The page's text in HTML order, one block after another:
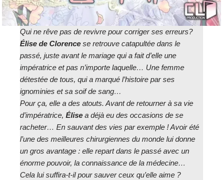
Qui ne rêve pas de revivre pour corriger ses erreurs?
Élise de Clorencese retrouve catapultée dans le
passé, juste avant le mariage qui a fait d’elle une
impératrice et pas n’importe laquelle… Une femme
détestée de tous, qui a marqué l’histoire par ses
ignominies et sa soif de sang…
Pour ça, elle a des atouts. Avant de retourner à sa vie
d’impératrice, Élisea déjà eu des occasions de se
racheter… En sauvant des vies par exemple ! Avoir été
l’une des meilleures chirurgiennes du monde lui donne
un gros avantage : elle repart dans le passé avec un
énorme pouvoir, la connaissance de la médecine…
Cela lui suffira-t-il pour sauver ceux qu’elle aime ?